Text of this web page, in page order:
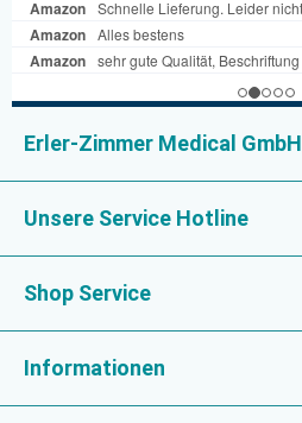
Erler-Zimmer Medical GmbH
Unsere Service Hotline
Shop Service
Informationen